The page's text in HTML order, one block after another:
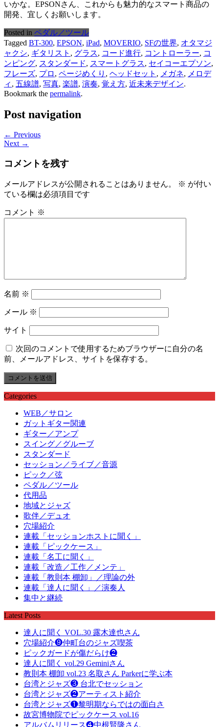
いかな。EPSONさん、これからも魅力的なスマート商品の
開発、宜しくお願いします。
Posted in ペダル／ツール
Tagged BT-300, EPSON, iPad, MOVERIO, SFの世界, オタマジ
ャクシ, ギタリスト , グラス, コード進行, コントローラー, コ
ンピング, スタンダード, スマートグラス, セイコーエプソン,
フレーズ, プロ , ページめくり , ヘッドセット , メガネ, メロデ
ィ , 五線譜, 写真, 楽譜, 演奏, 覚え方, 近未来デザイン.
Bookmark the permalink.
Post navigation
← Previous
Next →
コメントを残す
メールアドレスが公開されることはありません。 ※ が付い
ている欄は必須項目です
コメント ※
名前 ※
メール ※
サイト
次回のコメントで使用するためブラウザーに自分の名
前、メールアドレス、サイトを保存する。
Categories
WEB／サロン
ガットギター関連
ギター／アンプ
スイング／グルーブ
スタンダード
セッション／ライブ／音源
ピック／弦
ペダル／ツール
代用品
地域とジャズ
歌伴／デュオ
穴場紹介
連載「セッションホストに聞く」
連載「ピックケース」
連載「名工に聞く」
連載「改造／工作／メンテ」
連載「教則本 棚卸」／理論の外
連載「達人に聞く」／演奏人
集中と継続
Latest Posts
達人に聞く VOL.30 露木達也さん
穴場紹介❾仲町台のジャズ喫茶
ピックガードが傷だらけ❷
達人に聞く vol.29 Geminiさん
教則本 棚卸 vol.23 名取さん Parkerに学ぶ本
台湾とジャズ❸ 台北でセッション
台湾とジャズ❷アーティスト紹介
台湾とジャズ❶黎明期ならではの面白さ
故宮博物院でピックケース vol.16
アルバムリリース❹中根賢隆さん